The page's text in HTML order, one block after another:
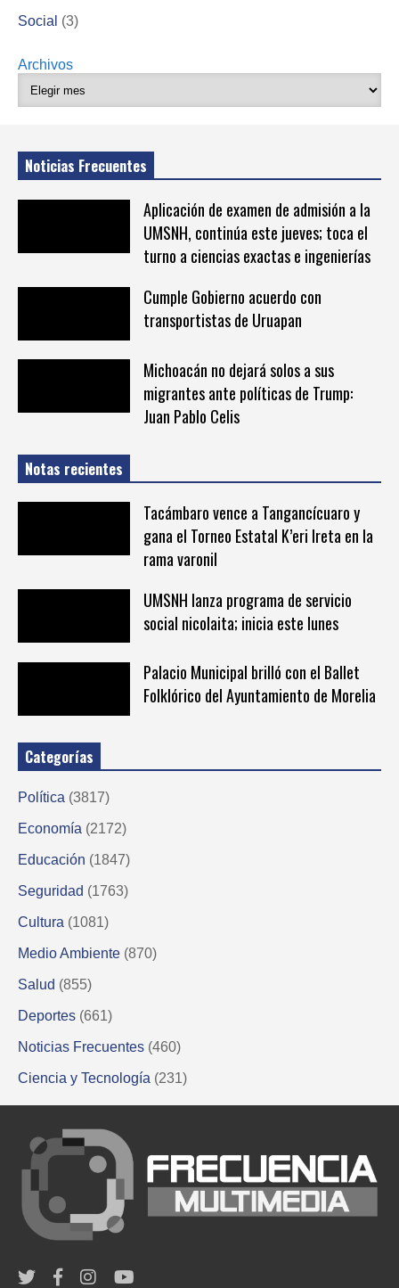
Social (3)
Archivos
Noticias Frecuentes
Aplicación de examen de admisión a la
UMSNH, continúa este jueves; toca el
turno a ciencias exactas e ingenierías
Cumple Gobierno acuerdo con
transportistas de Uruapan
Michoacán no dejará solos a sus
migrantes ante políticas de Trump:
Juan Pablo Celis
Notas recientes
Tacámbaro vence a Tangancícuaro y
gana el Torneo Estatal K’eri Ireta en la
rama varonil
UMSNH lanza programa de servicio
social nicolaita; inicia este lunes
Palacio Municipal brilló con el Ballet
Folklórico del Ayuntamiento de Morelia
Categorías
Política (3817)
Economía (2172)
Educación (1847)
Seguridad (1763)
Cultura (1081)
Medio Ambiente (870)
Salud (855)
Deportes (661)
Noticias Frecuentes (460)
Ciencia y Tecnología (231)